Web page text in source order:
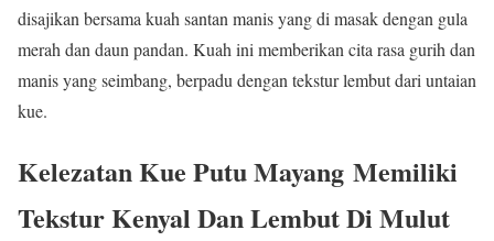
disajikan bersama kuah santan manis yang di masak dengan gula
merah dan daun pandan. Kuah ini memberikan cita rasa gurih dan
manis yang seimbang, berpadu dengan tekstur lembut dari untaian
kue.
Kelezatan Kue Putu Mayang Memiliki
Tekstur Kenyal Dan Lembut Di Mulut